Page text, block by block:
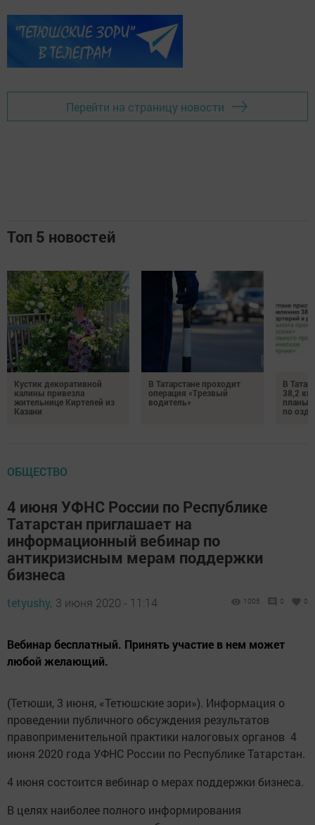
Перейти на страницу новости
Топ 5 новостей
Кустик декоративной
калины привезла
жительнице Киртелей из
Казани
В Татарстане проходит
операция «Трезвый
водитель»
В
38,2 км
планы
по
ОБЩЕСТВО
4 июня УФНС России по Республике
Татарстан приглашает на
информационный вебинар по
антикризисным мерам поддержки
бизнеса
tetyushy, 3 июня 2020 - 11:14 1005 0 0
Вебинар бесплатный. Принять участие в нем может
любой желающий.
(Тетюши, 3 июня, «Тетюшские зори»). Информация о
проведении публичного обсуждения результатов
правоприменительной практики налоговых органов 4
июня 2020 года УФНС России по Республике Татарстан.
4 июня состоится вебинар о мерах поддержки бизнеса.
В целях наиболее полного информирования